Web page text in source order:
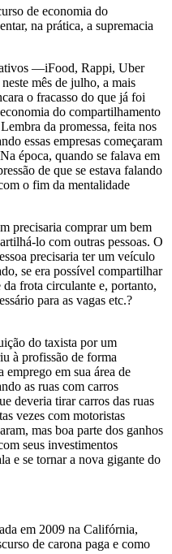
de economia do
na prática, a supremacia
—iFood, Rappi, Uber
mês de julho, a mais
o fracasso do que já foi
do compartilhamento
da promessa, feita nos
essas empresas começaram
época, quando se falava em
de que se estava falando
o fim da mentalidade
precisaria comprar um bem
lo com outras pessoas. O
precisaria ter um veículo
se era possível compartilhar
frota circulante e, portanto,
para as vagas etc.?
do taxista por um
à profissão de forma
emprego em sua área de
as ruas com carros
deveria tirar carros das ruas
vezes com motoristas
mas boa parte dos ganhos
seus investimentos
e se tornar a nova gigante do
em 2009 na Califórnia,
de carona paga e como